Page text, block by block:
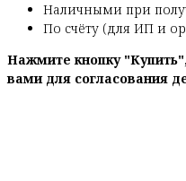
Наличными при
По счёту (для ИП и
Нажмите кнопку
вами для согласования